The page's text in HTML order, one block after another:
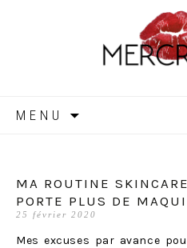
MENU
MA ROUTINE
PORTE PLUS DE
25 février 2020
Mes excuses par avance